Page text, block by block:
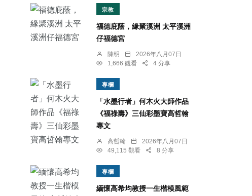
宗教
福德庇蔭，緣聚溪洲 太平溪洲
仔福德宮
陳明
2026年八月07日
1,666 觀看
4 分享
專欄
「水墨行者」何木火大師作品
《福祿壽》三仙彩墨寶高哲翰
專文
高哲翰
2026年八月07日
49,115 觀看
8 分享
專欄
緬懷高希均教授一生楷模風範